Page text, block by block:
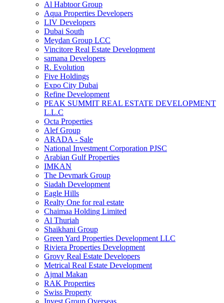
Al Habtoor Group
Aqua Properties Developers
LIV Developers
Dubai South
Meydan Group LCC
Vincitore Real Estate Development
samana Developers
R. Evolution
Five Holdings
Expo City Dubai
Refine Development
PEAK SUMMIT REAL ESTATE DEVELOPMENT
L.L.C
Octa Properties
Alef Group
ARADA - Sale
National Investment Corporation PJSC
Arabian Gulf Properties
IMKAN
The Devmark Group
Siadah Development
Eagle Hills
Realty One for real estate
Chaimaa Holding Limited
Al Thuriah
Shaikhani Group
Green Yard Properties Development LLC
Riviera Properties Development
Grovy Real Estate Developers
Metrical Real Estate Development
Ajmal Makan
RAK Properties
Swiss Property
Invest Group Overseas